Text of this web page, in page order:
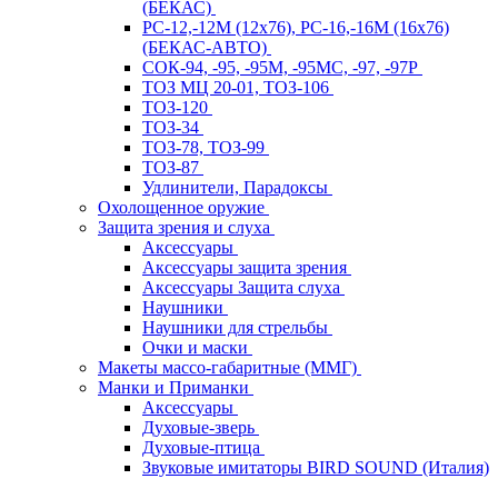
(БЕКАС)
РС-12,-12М (12х76), РС-16,-16М (16х76)
(БЕКАС-АВТО)
СОК-94, -95, -95М, -95МС, -97, -97Р
ТОЗ МЦ 20-01, ТОЗ-106
ТОЗ-120
ТОЗ-34
ТОЗ-78, ТОЗ-99
ТОЗ-87
Удлинители, Парадоксы
Охолощенное оружие
Защита зрения и слуха
Аксессуары
Аксессуары защита зрения
Аксессуары Защита слуха
Наушники
Наушники для стрельбы
Очки и маски
Макеты массо-габаритные (ММГ)
Манки и Приманки
Аксессуары
Духовые-зверь
Духовые-птица
Звуковые имитаторы BIRD SOUND (Италия)